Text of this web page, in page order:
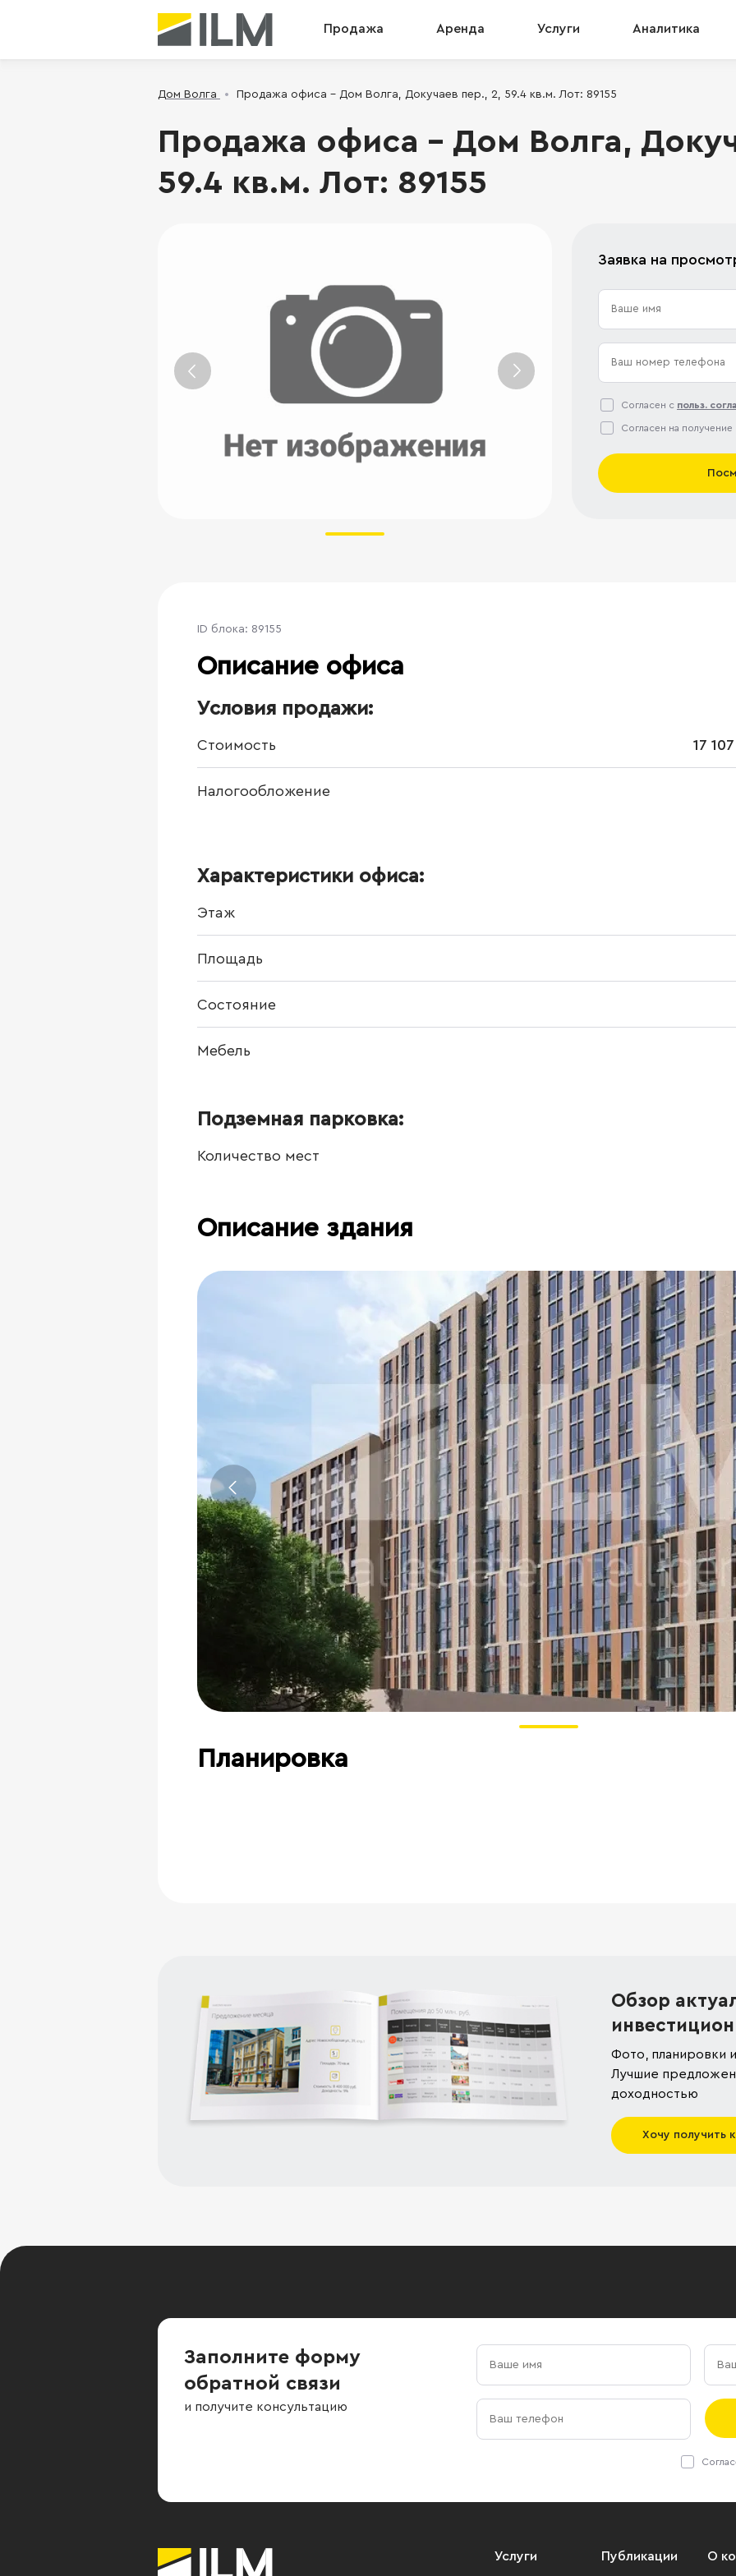
Продажа Аренда Услуги Аналитика
Дом Волга Продажа офиса - Дом Волга, Докучаев пер., 2, 59.4 кв.м. Лот: 89155
Продажа офиса - Дом Волга,
59.4 кв.м. Лот: 89155
Заявка на
Согласен с польз.
Согласен на получение
ID блока: 89155
Описание офиса
Условия продажи:
Стоимость 17
Налогообложение
Характеристики офиса:
Этаж
Площадь
Состояние
Мебель
Подземная парковка:
Количество мест
Описание здания
Планировка
Обзор
Фото, планировки
Лучшие
доходностью
Хочу получить
Заполните форму
обратной связи
и получите консультацию
Услуги Публикации О